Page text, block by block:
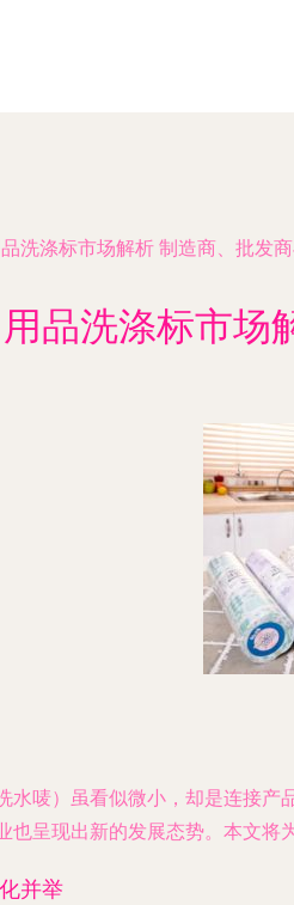
洗涤标市场解析 制造商、批发
品洗涤标市场
唛）虽看似微小，却是连接
呈现出新的发展态势。本文
并举